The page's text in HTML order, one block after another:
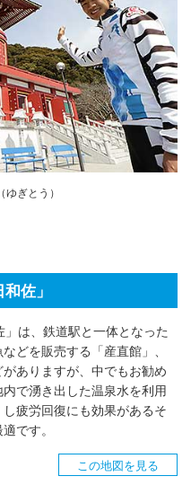
ぎとう）
佐」
は、鉄道駅と一体となった
どを販売する「産直館」、
ありますが、中でもお勧め
で湧き出した温泉水を利用
疲労回復にも効果があるそ
です。
この地図を見る